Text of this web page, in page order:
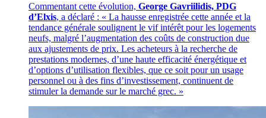
Commentant cette évolution, George Gavriilidis, PDG
d’Elxis, a déclaré : « La hausse enregistrée cette année et la
tendance générale soulignent le vif intérêt pour les logements
neufs, malgré l’augmentation des coûts de construction due
aux ajustements de prix. Les acheteurs à la recherche de
prestations modernes, d’une haute efficacité énergétique et
d’options d’utilisation flexibles, que ce soit pour un usage
personnel ou à des fins d’investissement, continuent de
stimuler la demande sur le marché grec. »